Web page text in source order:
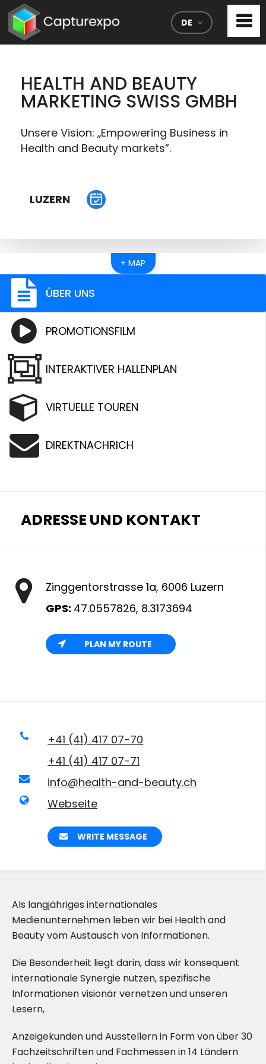
DE
HEALTH AND BEAUTY
MARKETING SWISS GMBH
Unsere Vision: „Empowering Business in
Health and Beauty markets”.
LUZERN
+ MAP
ÜBER UNS
PROMOTIONSFILM
INTERAKTIVER HALLENPLAN
VIRTUELLE TOUREN
DIREKTNACHRICH
ADRESSE UND KONTAKT
Zinggentorstrasse 1a, 6006 Luzern
GPS: 47.0557826, 8.3173694
PLAN MY ROUTE
+41 (41) 417 07-70
+41 (41) 417 07-71
info@health-and-beauty.ch
Webseite
WRITE MESSAGE
Als langjähriges internationales
Medienunternehmen leben wir bei Health and
Beauty vom Austausch von Informationen.
Die Besonderheit liegt darin, dass wir konsequent
internationale Synergie nutzen, spezifische
Informationen visionär vernetzen und unseren
Lesern,
Anzeigekunden und Ausstellern in Form von über 30
Fachzeitschriften und Fachmessen in 14 Ländern